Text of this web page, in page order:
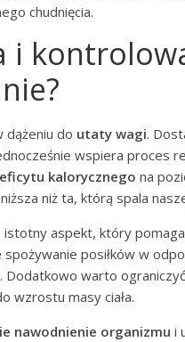
chudnięcia.
i
dążeniu do utaty wagi.
wspiera proces
kalorycznego na
niż ta, którą spala
istotny aspekt, który
posiłków w
warto
wzrostu masy ciała.
nawodnienie organizmu i